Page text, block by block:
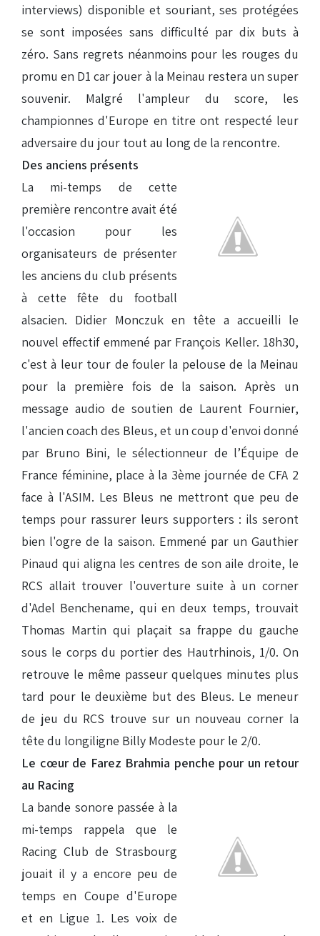
interviews) disponible et souriant, ses protégées
se sont imposées sans difficulté par dix buts à
zéro. Sans regrets néanmoins pour les rouges du
promu en D1 car jouer à la Meinau restera un super
souvenir. Malgré l'ampleur du score, les
championnes d'Europe en titre ont respecté leur
adversaire du jour tout au long de la rencontre.
Des anciens présents
La mi-temps de cette
première rencontre avait été
l'occasion pour les
organisateurs de présenter
les anciens du club présents
à cette fête du football
alsacien. Didier Monczuk en tête a accueilli le
nouvel effectif emmené par François Keller. 18h30,
c'est à leur tour de fouler la pelouse de la Meinau
pour la première fois de la saison. Après un
message audio de soutien de Laurent Fournier,
l'ancien coach des Bleus, et un coup d'envoi donné
par Bruno Bini, le sélectionneur de l’Équipe de
France féminine, place à la 3ème journée de CFA 2
face à l'ASIM. Les Bleus ne mettront que peu de
temps pour rassurer leurs supporters : ils seront
bien l'ogre de la saison. Emmené par un Gauthier
Pinaud qui aligna les centres de son aile droite, le
RCS allait trouver l'ouverture suite à un corner
d'Adel Benchename, qui en deux temps, trouvait
Thomas Martin qui plaçait sa frappe du gauche
sous le corps du portier des Hautrhinois, 1/0. On
retrouve le même passeur quelques minutes plus
tard pour le deuxième but des Bleus. Le meneur
de jeu du RCS trouve sur un nouveau corner la
tête du longiligne Billy Modeste pour le 2/0.
Le cœur de Farez Brahmia penche pour un retour
au Racing
La bande sonore passée à la
mi-temps rappela que le
Racing Club de Strasbourg
jouait il y a encore peu de
temps en Coupe d'Europe
et en Ligue 1. Les voix de